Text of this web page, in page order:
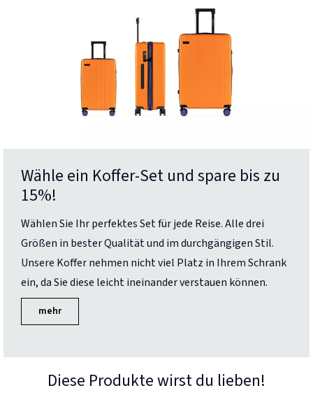
Wähle ein Koffer-Set und spare bis zu
15%!
Wählen Sie Ihr perfektes Set für jede Reise. Alle drei
Größen in bester Qualität und im durchgängigen Stil.
Unsere Koffer nehmen nicht viel Platz in Ihrem Schrank
ein, da Sie diese leicht ineinander verstauen können.
mehr
Diese Produkte wirst du lieben!